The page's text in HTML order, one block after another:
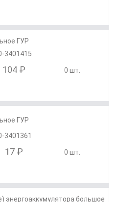
ГУР
3401415
104 ₽ 0 шт.
ГУР
3401361
17 ₽ 0 шт.
энергоаккумулятора большое